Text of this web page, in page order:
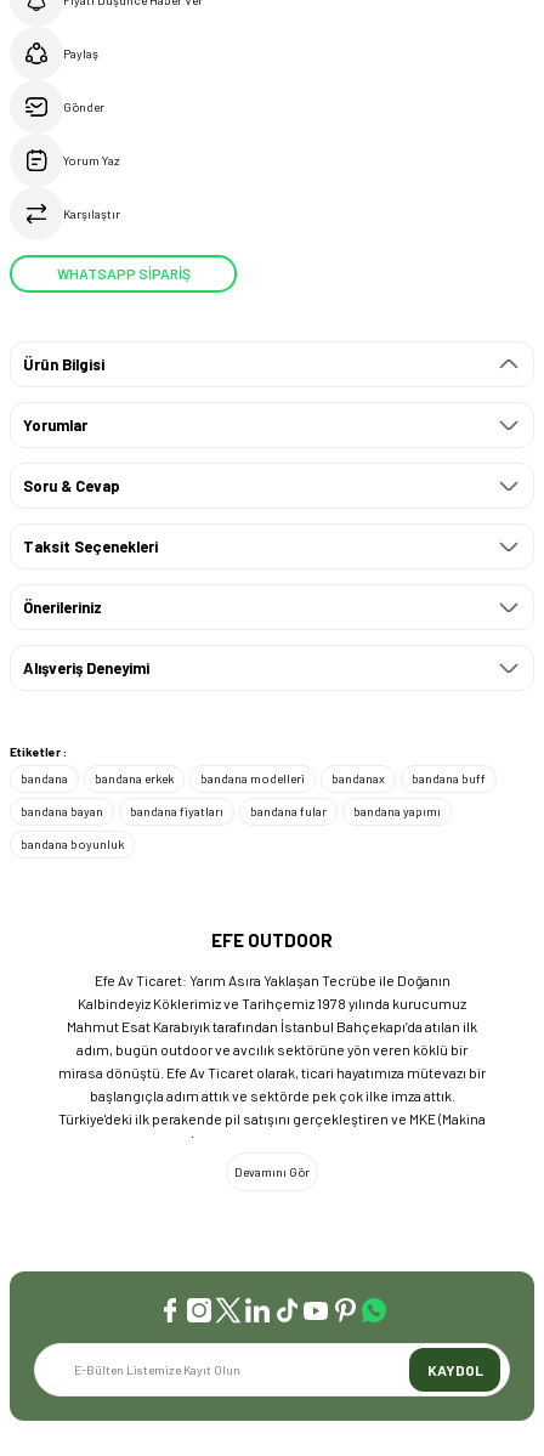
Paylaş
Gönder
Yorum Yaz
Karşılaştır
WHATSAPP SİPARİŞ
Ürün Bilgisi
Yorumlar
Soru & Cevap
Taksit Seçenekleri
Önerileriniz
Alışveriş Deneyimi
Etiketler :
bandana
bandana erkek bandana modelleri bandanax bandana buff
bandana bayan bandana fiyatları bandana fular bandana yapımı
bandana boyunluk
EFE OUTDOOR
Efe Av Ticaret: Yarım Asıra Yaklaşan Tecrübe ile Doğanın
Kalbindeyiz Köklerimiz ve Tarihçemiz 1978 yılında kurucumuz
Mahmut Esat Karabıyık tarafından İstanbul Bahçekapı’da atılan ilk
adım, bugün outdoor ve avcılık sektörüne yön veren köklü bir
mirasa dönüştü. Efe Av Ticaret olarak, ticari hayatımıza mütevazı bir
başlangıçla adım attık ve sektörde pek çok ilke imza attık.
Türkiye'deki ilk perakende pil satışını gerçekleştiren ve MKE (Makina
ve Kimya Endüstrisi) üretimi ürünleri satan ilk bayilerden biri olma
gururunu taşıyoruz. 1981 yılında Eminönü’nde açtığımız ve mülkiyeti
kurarak tüm Türkiye'ye hizmet vermeye başladık. 2016: Kadıköy
mağazamızın ve şimdiki Genel Merkezimizin açılışını
gerçekleştirdik. Global Markalar ve Yerli Üretim Gücü Yaklaşık
20'nin üzerinde dünya markasını Türkiye'ye getirerek outdoor
tutkunlarıyla buluşturuyoruz. Sadece ithalatla sınırlı kalmayıp;
EFEARMS, BUSHCRAFTFEST ve EFEAV tescilli markalarımızla
KAYDOL